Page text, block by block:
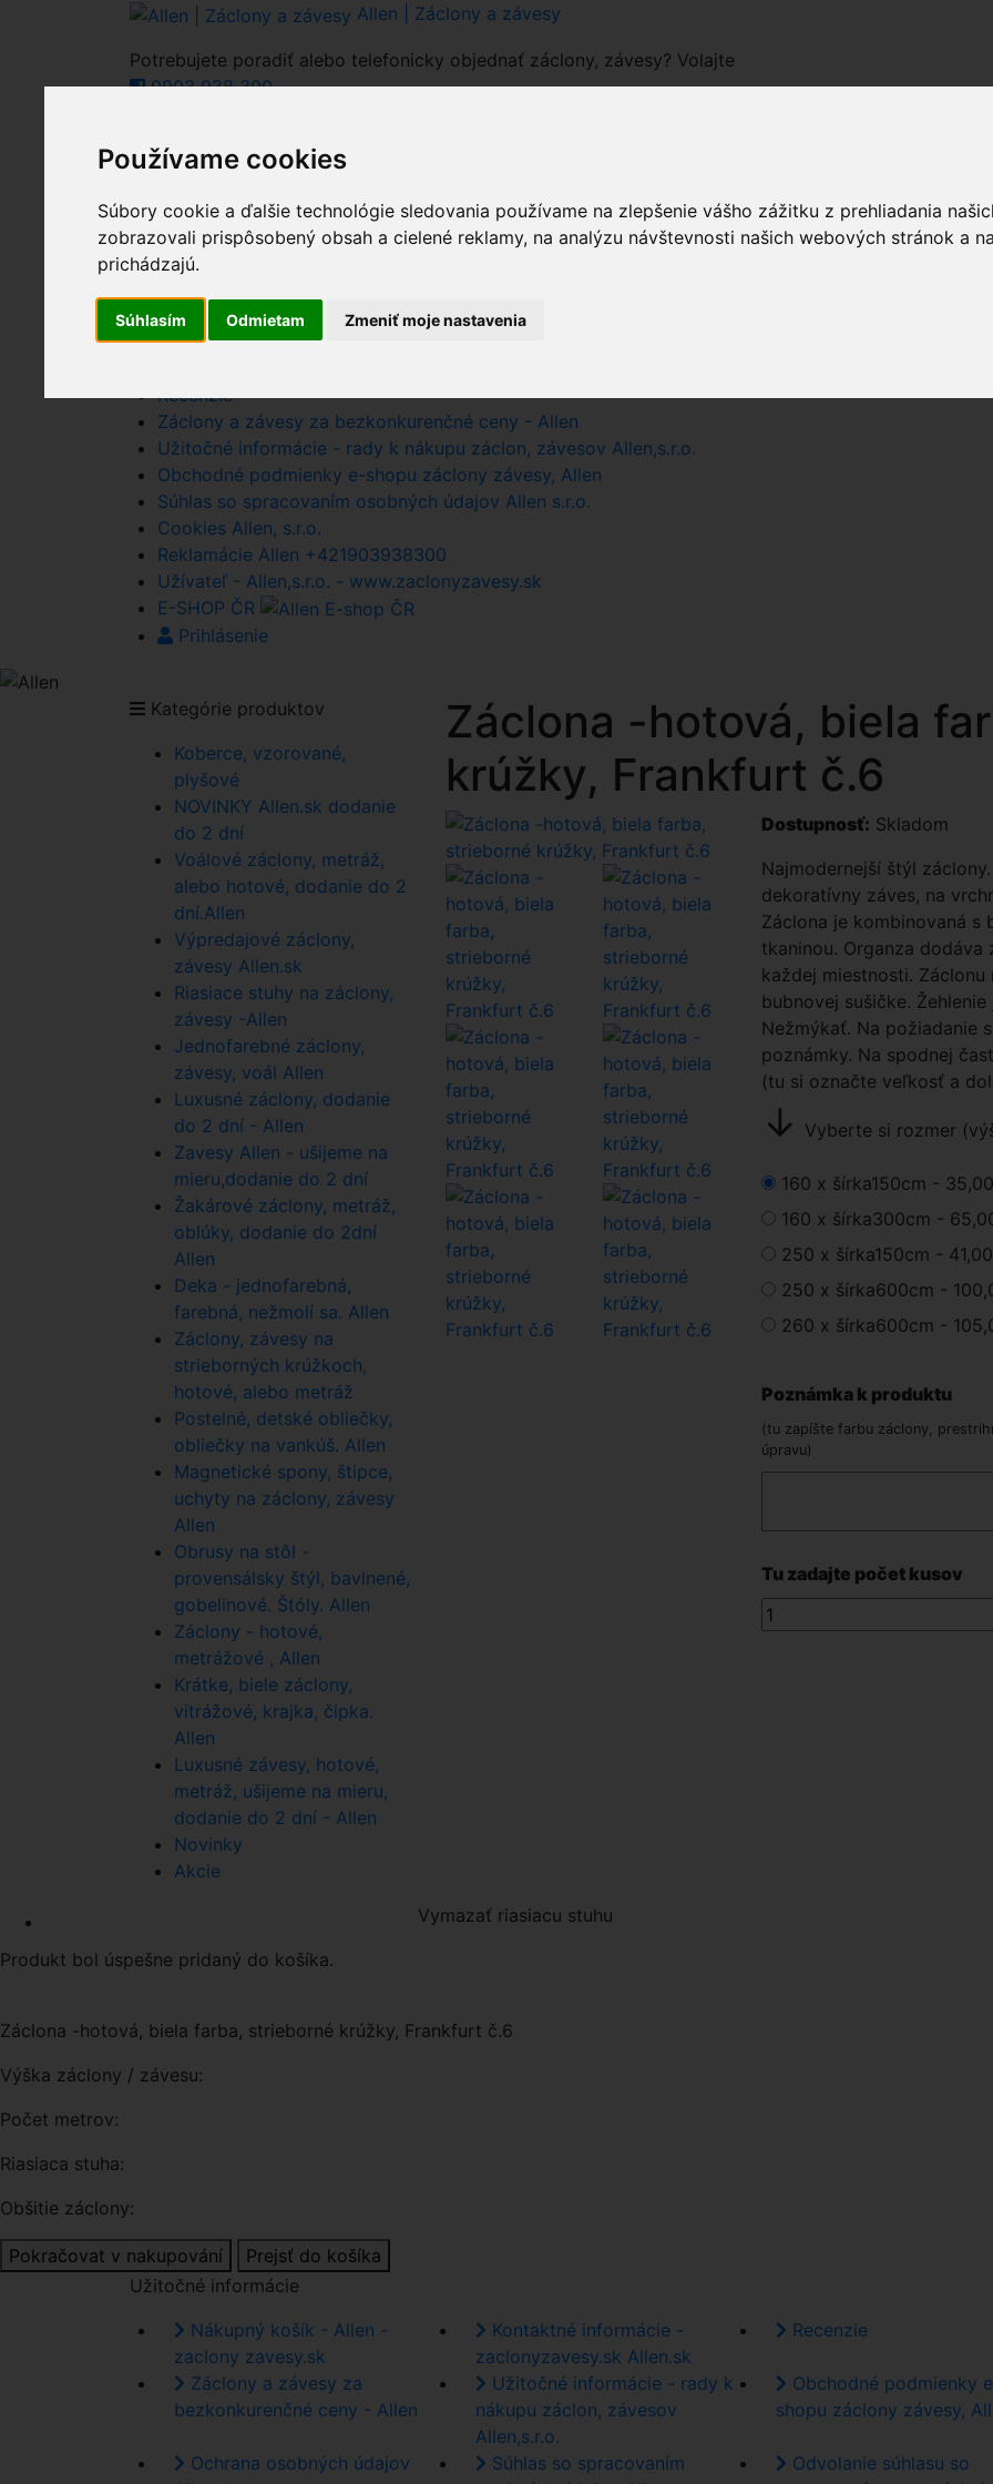
Používame cookies
Súbory cookie a ďalšie technológie sledovania používame na zlepšenie vášho zážitku z prehliadania
zobrazovali prispôsobený obsah a cielené reklamy, na analýzu návštevnosti našich webových stránok a
prichádzajú.
Súhlasím Odmietam Zmeniť moje nastavenia
Allen | Záclony a závesy
Potrebujete poradiť alebo telefonicky objednať záclony, závesy? Volajte
0903 938 300
Nákupný košík je prázdny
Nákupný košík - Allen - zaclony zavesy.sk
Recenzie
Záclony a závesy za bezkonkurenčné ceny - Allen
Užitočné informácie - rady k nákupu záclon, závesov Allen,s.r.o.
Obchodné podmienky e-shopu záclony závesy, Allen
Súhlas so spracovaním osobných údajov Allen s.r.o.
Cookies Allen, s.r.o.
Reklamácie Allen +421903938300
Užívateľ - Allen,s.r.o. - www.zaclonyzavesy.sk
E-SHOP ČR
Prihlásenie
Kategórie produktov
Koberce, vzorované,
plyšové
NOVINKY Allen.sk dodanie
do 2 dní
Voálové záclony, metráž,
alebo hotové, dodanie do 2
dní.Allen
Výpredajové záclony,
závesy Allen.sk
Riasiace stuhy na záclony,
závesy -Allen
Jednofarebné záclony,
závesy, voál Allen
Luxusné záclony, dodanie
do 2 dní - Allen
Zavesy Allen - ušijeme na
mieru,dodanie do 2 dní
Žakárové záclony, metráž,
oblúky, dodanie do 2dní
Allen
Deka - jednofarebná,
farebná, nežmolí sa. Allen
Záclony, závesy na
strieborných krúžkoch,
hotové, alebo metráž
Postelné, detské obliečky,
obliečky na vankúš. Allen
Magnetické spony, štipce,
uchyty na záclony, závesy
Allen
Obrusy na stôl -
provensálsky štýl, bavlnené,
gobelinové. Štóly. Allen
Záclony - hotové,
metrážové , Allen
Krátke, biele záclony,
vitrážové, krajka, čipka.
Allen
Luxusné závesy, hotové,
metráž, ušijeme na mieru,
dodanie do 2 dní - Allen
Novinky
Akcie
Záclona -hotová, biela
krúžky, Frankfurt č.6
Dostupnosť: Skladom
Najmodernejší štýl
dekoratívny záves, na
Záclona je kombinovaná s
tkaninou. Organza
každej miestnosti.
bubnovej sušičke.
Nežmýkať. Na požiadanie
poznámky. Na spodnej
(tu si označte veľkosť a
↓ Vyberte si rozmer
160 x šírka150cm -
160 x šírka300cm -
250 x šírka150cm -
250 x šírka600cm -
260 x šírka600cm -
Poznámka k produktu
(tu zapíšte farbu záclony,
úpravu)
Tu zadajte počet kusov
Vymazať riasiacu stuhu
Produkt bol úspešne pridaný do košíka.
Záclona -hotová, biela farba, strieborné krúžky, Frankfurt č.6
Výška záclony / závesu:
Počet metrov:
Riasiaca stuha:
Obšitie záclony:
Pokračovat v nakupování
Prejsť do košíka
Užitočné informácie
Nákupný košík - Allen -
zaclony zavesy.sk
Kontaktné informácie -
zaclonyzavesy.sk Allen.sk
Recenzie
Záclony a závesy za
bezkonkurenčné ceny - Allen
Užitočné informácie - rady k
nákupu záclon, závesov
Allen,s.r.o.
Obchodné podmienky
shopu záclony závesy,
Ochrana osobných údajov
Súhlas so spracovaním
Odvolanie súhlasu so